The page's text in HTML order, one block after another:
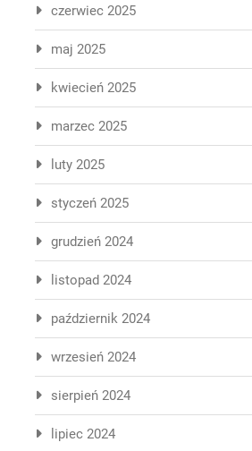
czerwiec 2025
maj 2025
kwiecień 2025
marzec 2025
luty 2025
styczeń 2025
grudzień 2024
listopad 2024
październik 2024
wrzesień 2024
sierpień 2024
lipiec 2024